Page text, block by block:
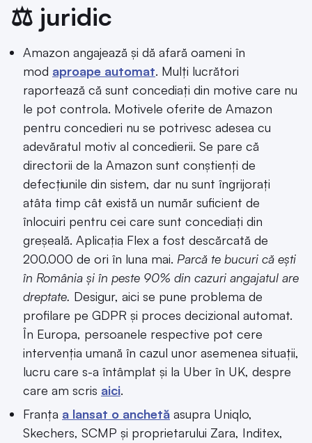
⚖️ juridic
Amazon angajează și dă afară oameni în
mod aproape automat. Mulți lucrători
raportează că sunt concediați din motive care nu
le pot controla. Motivele oferite de Amazon
pentru concedieri nu se potrivesc adesea cu
adevăratul motiv al concedierii. Se pare că
directorii de la Amazon sunt conștienți de
defecțiunile din sistem, dar nu sunt îngrijorați
atâta timp cât există un număr suficient de
înlocuiri pentru cei care sunt concediați din
greșeală. Aplicația Flex a fost descărcată de
200.000 de ori în luna mai. Parcă te bucuri că ești
în România și în peste 90% din cazuri angajatul are
dreptate. Desigur, aici se pune problema de
profilare pe GDPR și proces decizional automat.
În Europa, persoanele respective pot cere
intervenția umană în cazul unor asemenea situații,
lucru care s-a întâmplat și la Uber în UK, despre
care am scris aici.
Franța a lansat o anchetă asupra Uniqlo,
Skechers, SCMP și proprietarului Zara, Inditex,